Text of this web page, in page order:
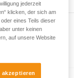
jederzeit
klicken, der sich am
eines Teils dieser
unter keinen
auf unsere Website